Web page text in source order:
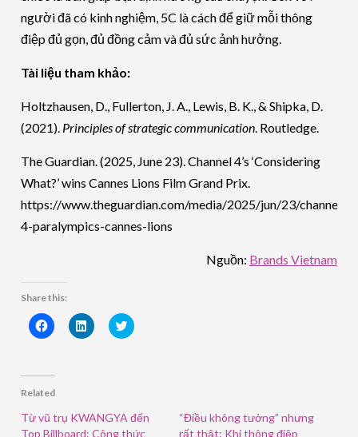
người đã có kinh nghiệm, 5C là cách để giữ mỗi thông
điệp đủ gọn, đủ đồng cảm và đủ sức ảnh hưởng.
Tài liệu tham khảo:
Holtzhausen, D., Fullerton, J. A., Lewis, B. K., & Shipka, D.
(2021). Principles of strategic communication . Routledge.
The Guardian. (2025, June 23). Channel 4’s ‘Considering
What?’ wins Cannes Lions Film Grand Prix.
https://www.theguardian.com/media/2025/jun/23/channel-
4-paralympics-cannes-lions
Nguồn: Brands Vietnam
Share this:
Click
to
(Opens
in
new
Click
to
Click
to
Related
Từ vũ trụ KWANGYA đến
Top Billboard: Công thức
“Điều không tưởng” nhưng
rất thật: Khi thông điệp